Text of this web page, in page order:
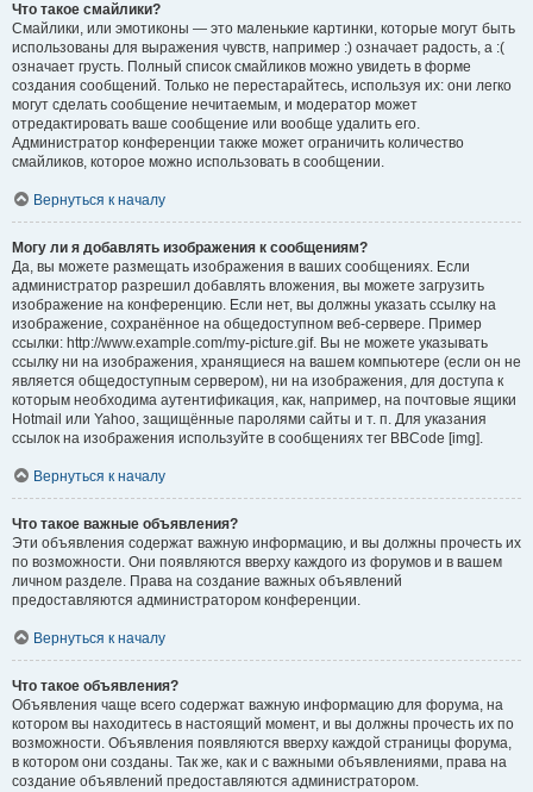
Что такое смайлики?
Смайлики, или эмотиконы — это маленькие картинки, которые могут быть
использованы для выражения чувств, например :) означает радость, а :(
означает грусть. Полный список смайликов можно увидеть в форме
создания сообщений. Только не перестарайтесь, используя их: они легко
могут сделать сообщение нечитаемым, и модератор может
отредактировать ваше сообщение или вообще удалить его.
Администратор конференции также может ограничить количество
смайликов, которое можно использовать в сообщении.
Вернуться к началу
Могу ли я добавлять изображения к сообщениям?
Да, вы можете размещать изображения в ваших сообщениях. Если
администратор разрешил добавлять вложения, вы можете загрузить
изображение на конференцию. Если нет, вы должны указать ссылку на
изображение, сохранённое на общедоступном веб-сервере. Пример
ссылки: http://www.example.com/my-picture.gif. Вы не можете указывать
ссылку ни на изображения, хранящиеся на вашем компьютере (если он не
является общедоступным сервером), ни на изображения, для доступа к
которым необходима аутентификация, как, например, на почтовые ящики
Hotmail или Yahoo, защищённые паролями сайты и т. п. Для указания
ссылок на изображения используйте в сообщениях тег BBCode [img].
Вернуться к началу
Что такое важные объявления?
Эти объявления содержат важную информацию, и вы должны прочесть их
по возможности. Они появляются вверху каждого из форумов и в вашем
личном разделе. Права на создание важных объявлений
предоставляются администратором конференции.
Вернуться к началу
Что такое объявления?
Объявления чаще всего содержат важную информацию для форума, на
котором вы находитесь в настоящий момент, и вы должны прочесть их по
возможности. Объявления появляются вверху каждой страницы форума,
в котором они созданы. Так же, как и с важными объявлениями, права на
создание объявлений предоставляются администратором.